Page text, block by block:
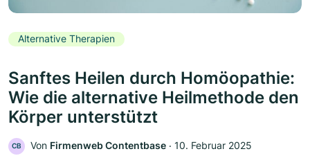
Alternative Therapien
Sanftes Heilen durch Homöopathie:
Wie die alternative Heilmethode den
Körper unterstützt
CB Von Firmenweb Contentbase ‧ 10. Februar 2025